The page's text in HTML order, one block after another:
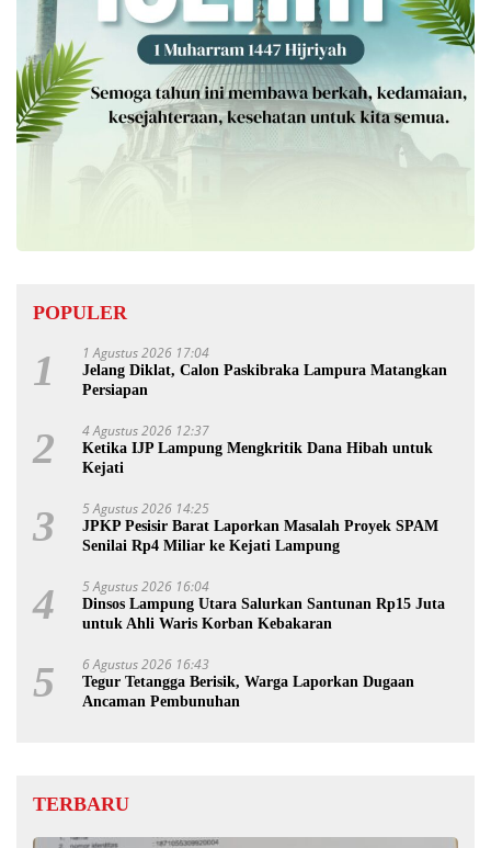
POPULER
1 1 Agustus 2026 17:04
Jelang Diklat, Calon Paskibraka Lampura Matangkan
Persiapan
2 4 Agustus 2026 12:37
Ketika IJP Lampung Mengkritik Dana Hibah untuk
Kejati
3 5 Agustus 2026 14:25
JPKP Pesisir Barat Laporkan Masalah Proyek SPAM
Senilai Rp4 Miliar ke Kejati Lampung
4 5 Agustus 2026 16:04
Dinsos Lampung Utara Salurkan Santunan Rp15 Juta
untuk Ahli Waris Korban Kebakaran
5 6 Agustus 2026 16:43
Tegur Tetangga Berisik, Warga Laporkan Dugaan
Ancaman Pembunuhan
TERBARU